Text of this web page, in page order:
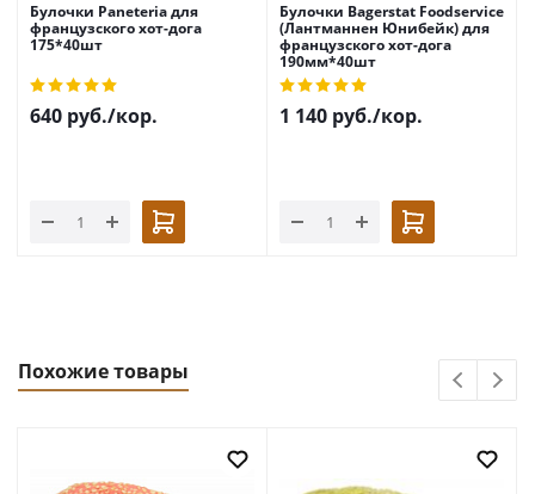
Булочки Paneteria для
французского хот-дога
175*40шт
640 руб./кор.
Булочки Bagerstat Foodservice
(Лантманнен Юнибейк) для
французского хот-дога
190мм*40шт
1 140 руб./кор.
Похожие товары